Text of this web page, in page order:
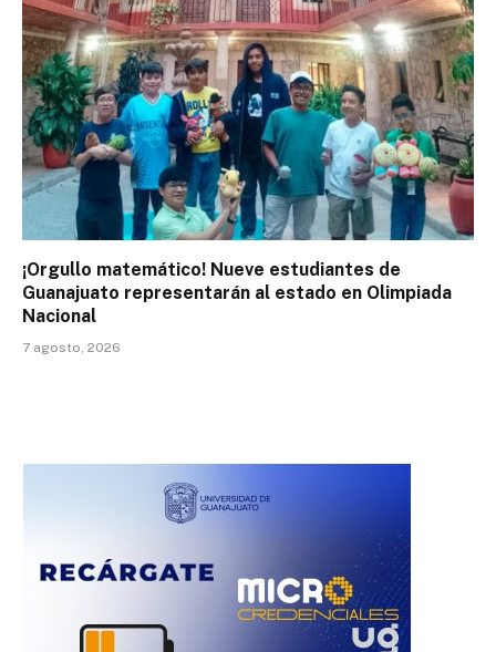
¡Orgullo matemático! Nueve estudiantes de
Guanajuato representarán al estado en Olimpiada
Nacional
7 agosto, 2026